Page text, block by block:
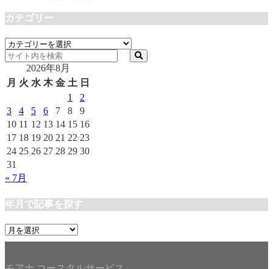
カテゴリー
カ
テ
リ
2026年8月
月 火 水 木 金 土 日
1
2
3
4 5 6 7 8
9
10 11 12 13 14 15 16
17 18 19 20 21 22 23
24 25 26 27 28 29 30
31
« 7月
年月で記事を探す
年
月